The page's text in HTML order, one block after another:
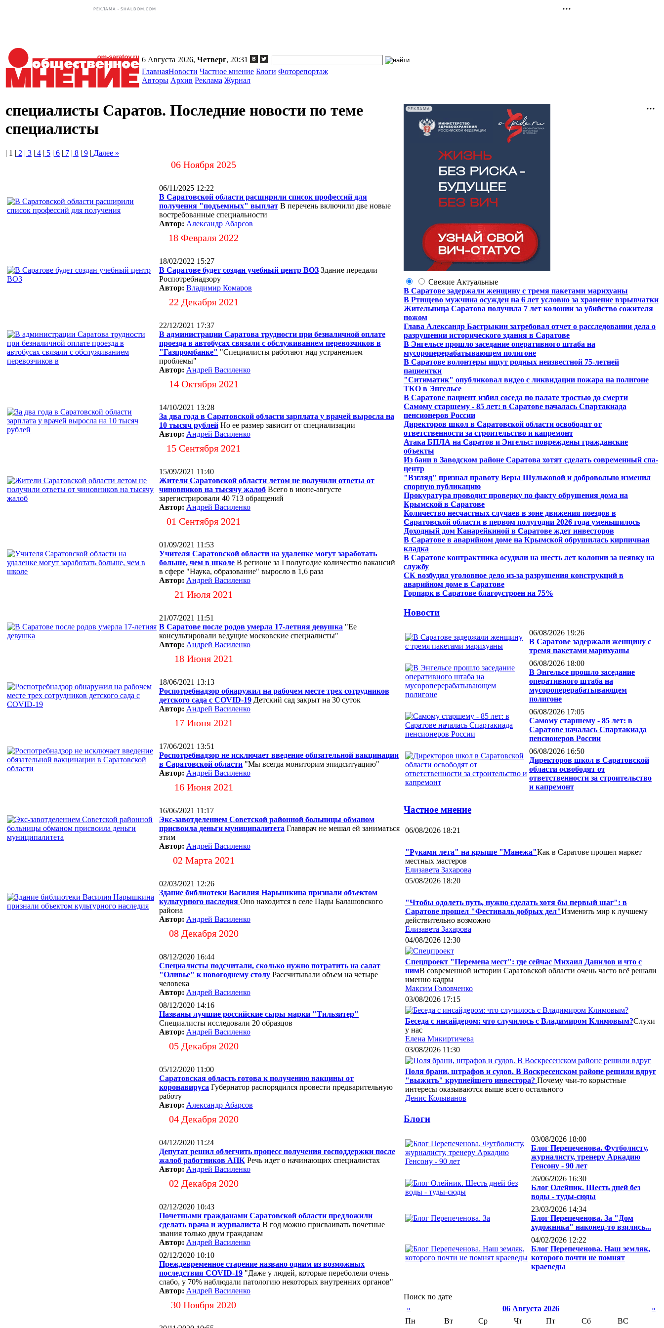
РЕКЛАМА • SHALDOM.COM
6 Августа 2026, Четверг, 20:31
ГлавнаяНовости Частное мнение Блоги Фоторепортаж
Авторы Архив Реклама Журнал
специалисты Саратов. Последние новости по теме
специалисты
| 1 | 2 | 3 | 4 | 5 | 6 | 7 | 8 | 9 | Далее »
06 Ноября 2025
06/11/2025 12:22
В Саратовской области расширили список профессий для
получения "подъемных" выплат В перечень включили две новые
востребованные специальности
Автор: Александр Абарсов
18 Февраля 2022
18/02/2022 15:27
В Саратове будет создан учебный центр ВОЗ Здание передали
Роспотребнадзору
Автор: Владимир Комаров
22 Декабря 2021
22/12/2021 17:37
В администрации Саратова трудности при безналичной оплате
проезда в автобусах связали с обслуживанием перевозчиков в
"Газпромбанке" "Специалисты работают над устранением
проблемы"
Автор: Андрей Василенко
14 Октября 2021
14/10/2021 13:28
За два года в Саратовской области зарплата у врачей выросла на
10 тысяч рублей Но ее размер зависит от специализации
Автор: Андрей Василенко
15 Сентября 2021
15/09/2021 11:40
Жители Саратовской области летом не получили ответы от
чиновников на тысячу жалоб Всего в июне-августе
зарегистрировали 40 713 обращений
Автор: Андрей Василенко
01 Сентября 2021
01/09/2021 11:53
Учителя Саратовской области на удаленке могут заработать
больше, чем в школе В регионе за I полугодие количество вакансий
в сфере "Наука, образование" выросло в 1,6 раза
Автор: Андрей Василенко
21 Июля 2021
21/07/2021 11:51
В Саратове после родов умерла 17-летняя девушка "Ее
консультировали ведущие московские специалисты"
Автор: Андрей Василенко
18 Июня 2021
18/06/2021 13:13
Роспотребнадзор обнаружил на рабочем месте трех сотрудников
детского сада с COVID-19 Детский сад закрыт на 30 суток
Автор: Андрей Василенко
17 Июня 2021
17/06/2021 13:51
Роспотребнадзор не исключает введение обязательной вакцинации
в Саратовской области "Мы всегда мониторим эпидситуацию"
Автор: Андрей Василенко
16 Июня 2021
16/06/2021 11:17
Экс-завотделением Советской районной больницы обманом
присвоила деньги муниципалитета Главврач не мешал ей заниматься
этим
Автор: Андрей Василенко
02 Марта 2021
02/03/2021 12:26
Здание библиотеки Василия Нарышкина признали объектом
культурного наследия Оно находится в селе Пады Балашовского
района
Автор: Андрей Василенко
08 Декабря 2020
08/12/2020 16:44
Специалисты подсчитали, сколько нужно потратить на салат
"Оливье" к новогоднему столу Рассчитывали объем на четыре
человека
Автор: Андрей Василенко
08/12/2020 14:16
Названы лучшие российские сыры марки "Тильзитер"
Специалисты исследовали 20 образцов
Автор: Андрей Василенко
05 Декабря 2020
05/12/2020 11:00
Саратовская область готова к получению вакцины от
коронавируса Губернатор распорядился провести предварительную
работу
Автор: Александр Абарсов
04 Декабря 2020
04/12/2020 11:24
Депутат решил облегчить процесс получения господдержки после
жалоб работников АПК Речь идет о начинающих специалистах
Автор: Андрей Василенко
02 Декабря 2020
02/12/2020 10:43
Почетными гражданами Саратовской области предложили
сделать врача и журналиста В год можно присваивать почетные
звания только двум гражданам
Автор: Андрей Василенко
02/12/2020 10:10
Преждевременное старение названо одним из возможных
последствия COVID-19 "Даже у людей, которые переболели очень
слабо, у 70% наблюдали патологию некоторых внутренних органов"
Автор: Андрей Василенко
30 Ноября 2020
РЕКЛАМА
Свежие Актуальные
В Саратове задержали женщину с тремя пакетами марихуаны
В Ртищево мужчина осужден на 6 лет условно за хранение взрывчатки
Жительница Саратова получила 7 лет колонии за убийство сожителя
ножом
Глава Александр Бастрыкин затребовал отчет о расследовании дела о
разрушении исторического здания в Саратове
В Энгельсе прошло заседание оперативного штаба на
мусороперерабатывающем полигоне
В Саратове волонтеры ищут родных неизвестной 75-летней
пациентки
"Ситиматик" опубликовал видео с ликвидации пожара на полигоне
ТКО в Энгельсе
В Саратове пациент избил соседа по палате тростью до смерти
Самому старшему - 85 лет: в Саратове началась Спартакиада
пенсионеров России
Директоров школ в Саратовской области освободят от
ответственности за строительство и капремонт
Атака БПЛА на Саратов и Энгельс: повреждены гражданские
объекты
Из бани в Заводском районе Саратова хотят сделать современный спа-
центр
"Взгляд" признал правоту Веры Шульковой и добровольно изменил
спорную публикацию
Прокуратура проводит проверку по факту обрушения дома на
Крымской в Саратове
Количество несчастных случаев в зоне движения поездов в
Саратовской области в первом полугодии 2026 года уменьшилось
Доходный дом Канарейкиной в Саратове ждет инвесторов
В Саратове в аварийном доме на Крымской обрушилась кирпичная
кладка
В Саратове контрактника осудили на шесть лет колонии за неявку на
службу
СК возбудил уголовное дело из-за разрушения конструкций в
аварийном доме в Саратове
Горпарк в Саратове благоустроен на 75%
Новости
06/08/2026 19:26
В Саратове задержали женщину с
тремя пакетами марихуаны
06/08/2026 18:00
В Энгельсе прошло заседание
оперативного штаба на
мусороперерабатывающем
полигоне
06/08/2026 17:05
Самому старшему - 85 лет: в
Саратове началась Спартакиада
пенсионеров России
06/08/2026 16:50
Директоров школ в Саратовской
области освободят от
ответственности за строительство
и капремонт
Частное мнение
06/08/2026 18:21
"Руками лета" на крыше "Манежа"Как в Саратове прошел маркет
местных мастеров
Елизавета Захарова
05/08/2026 18:20
"Чтобы одолеть путь, нужно сделать хотя бы первый шаг": в
Саратове прошел "Фестиваль добрых дел"Изменить мир к лучшему
действительно возможно
Елизавета Захарова
04/08/2026 12:30
Спецпроект "Перемена мест": где сейчас Михаил Данилов и что с
нимВ современной истории Саратовской области очень часто всё решали
именно кадры
Максим Головченко
03/08/2026 17:15
Беседа с инсайдером: что случилось с Владимиром Климовым?Слухи
у нас
Елена Микиртичева
03/08/2026 11:30
Поля брани, штрафов и судов. В Воскресенском районе решили вдруг
"выжить" крупнейшего инвестора? Почему чьи-то корыстные
интересы оказываются выше всего остального
Денис Колыванов
Блоги
03/08/2026 18:00
Блог Перепеченова. Футболисту,
журналисту, тренеру Аркадию
Генсону - 90 лет
26/06/2026 16:30
Блог Олейник. Шесть дней без
воды - туды-сюды
23/03/2026 14:34
Блог Перепеченова. За "Дом
художника" наконец-то взялись...
04/02/2026 12:22
Блог Перепеченова. Наш земляк,
которого почти не помнят
краеведы
Поиск по дате
«
06 Августа 2026
»
Пн
Вт Ср Чт Пт Сб
ВС